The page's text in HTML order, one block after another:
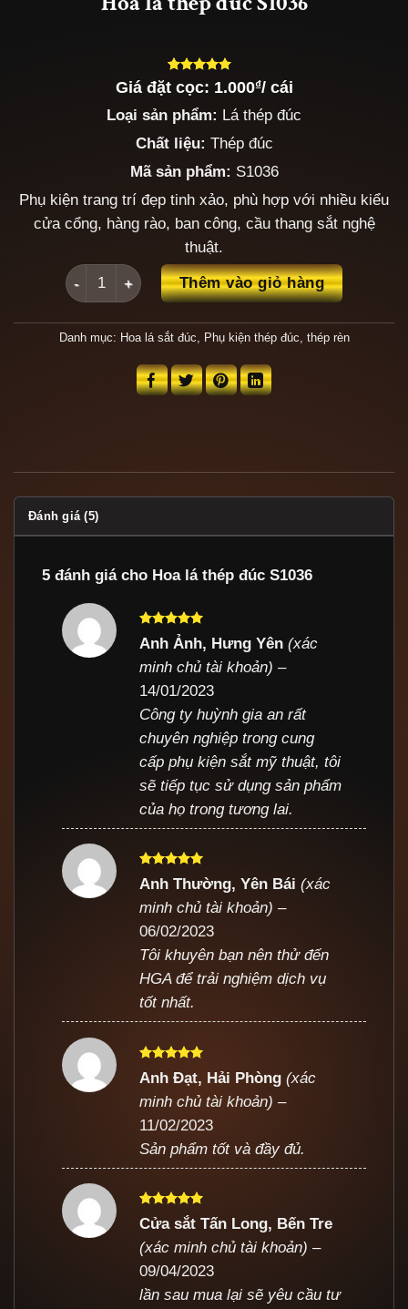
5.00trên 5
dựa trên
5
đánh giá
Giá đặt cọc: 1.000₫/ cái
Loại sản phẩm: Lá thép đúc
Chất liệu: Thép đúc
Mã sản phẩm: S1036
Phụ kiện trang trí đẹp tinh xảo, phù hợp với nhiều kiểu
cửa cổng, hàng rào, ban công, cầu thang sắt nghệ
thuật.
Hoa lá thép đúc S1036 số lượng
Thêm vào giỏ hàng
Danh mục: Hoa lá sắt đúc, Phụ kiện thép đúc, thép rèn
Đánh giá (5)
5 đánh giá cho Hoa lá thép đúc S1036
Được xếp
sao
Anh Ảnh, Hưng Yên(xác
minh chủ tài khoản) –
14/01/2023
Công ty huỳnh gia an rất
chuyên nghiệp trong cung
cấp phụ kiện sắt mỹ thuật, tôi
sẽ tiếp tục sử dụng sản phẩm
của họ trong tương lai.
Được xếp
sao
Anh Thường, Yên Bái(xác
minh chủ tài khoản) –
06/02/2023
Tôi khuyên bạn nên thử đến
HGA để trải nghiệm dịch vụ
tốt nhất.
Được xếp
5
sao
Anh Đạt, Hải Phòng(xác
minh chủ tài khoản) –
11/02/2023
Sản phẩm tốt và đầy đủ.
Được xếp
sao
Cửa sắt Tấn Long, Bến Tre
(xác minh chủ tài khoản) –
09/04/2023
lần sau mua lại sẽ yêu cầu tư